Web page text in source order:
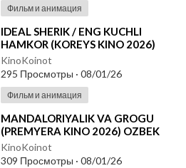
Фильм и анимация
⁣IDEAL SHERIK / ENG KUCHLI
HAMKOR (KOREYS KINO 2026)
UZBEK TILIDA
KinoKoinot
295 Просмотры · 08/01/26
Фильм и анимация
⁣MANDALORIYALIK VA GROGU
(PREMYERA KINO 2026) OZBEK
TILIDA
KinoKoinot
309 Просмотры · 08/01/26